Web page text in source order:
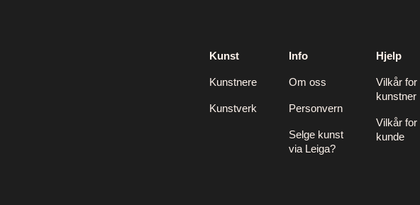
Kunst
Kunstnere
Kunstverk
Info
Om oss
Personvern
Selge kunst
via Leiga?
Hjelp
Vilkår for
kunstner
Vilkår for
kunde